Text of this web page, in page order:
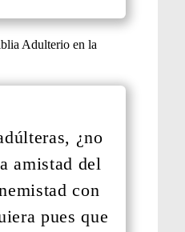
¿no
amistad del
con
pues que